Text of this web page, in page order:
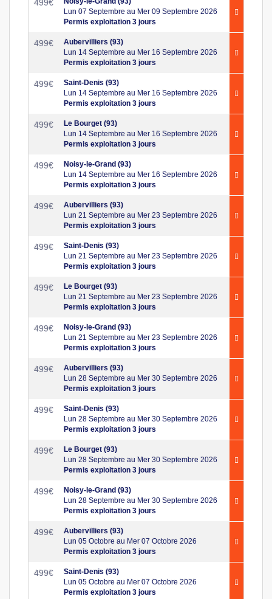
499€
Lun 07 Septembre au Mer 09 Septembre 2026
Permis exploitation 3 jours
499€
Aubervilliers (93)
Lun 14 Septembre au Mer 16 Septembre 2026
Permis exploitation 3 jours
499€
Saint-Denis (93)
Lun 14 Septembre au Mer 16 Septembre 2026
Permis exploitation 3 jours
499€
Le Bourget (93)
Lun 14 Septembre au Mer 16 Septembre 2026
Permis exploitation 3 jours
499€
Noisy-le-Grand (93)
Lun 14 Septembre au Mer 16 Septembre 2026
Permis exploitation 3 jours
499€
Aubervilliers (93)
Lun 21 Septembre au Mer 23 Septembre 2026
Permis exploitation 3 jours
499€
Saint-Denis (93)
Lun 21 Septembre au Mer 23 Septembre 2026
Permis exploitation 3 jours
499€
Le Bourget (93)
Lun 21 Septembre au Mer 23 Septembre 2026
Permis exploitation 3 jours
499€
Noisy-le-Grand (93)
Lun 21 Septembre au Mer 23 Septembre 2026
Permis exploitation 3 jours
499€
Aubervilliers (93)
Lun 28 Septembre au Mer 30 Septembre 2026
Permis exploitation 3 jours
499€
Saint-Denis (93)
Lun 28 Septembre au Mer 30 Septembre 2026
Permis exploitation 3 jours
499€
Le Bourget (93)
Lun 28 Septembre au Mer 30 Septembre 2026
Permis exploitation 3 jours
499€
Noisy-le-Grand (93)
Lun 28 Septembre au Mer 30 Septembre 2026
Permis exploitation 3 jours
499€
Aubervilliers (93)
Lun 05 Octobre au Mer 07 Octobre 2026
Permis exploitation 3 jours
499€
Saint-Denis (93)
Lun 05 Octobre au Mer 07 Octobre 2026
Permis exploitation 3 jours